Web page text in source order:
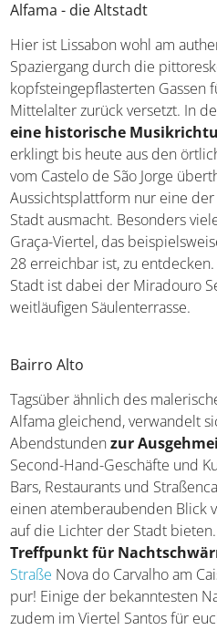
Alfama - die Altstadt
Hier ist Lissabon wohl am
Spaziergang durch die
kopfsteingepflasterten Gassen
Mittelalter zurück versetzt. In
eine historische
erklingt bis heute aus den
vom Castelo de São Jorge
Aussichtsplattform nur eine
Stadt ausmacht. Besonders
Graça-Viertel, das
28 erreichbar ist, zu
Stadt ist dabei der Miradouro
weitläufigen Säulenterrasse.
Bairro Alto
Tagsüber ähnlich des
Alfama gleichend, verwandelt
Abendstundenzur
Second-Hand-Geschäfte und
Bars, Restaurants und
einen atemberaubenden Blick
auf die Lichter der Stadt
Treffpunkt für
Straße Nova do Carvalho am
pur! Einige der bekanntesten
zudem im Viertel Santos für